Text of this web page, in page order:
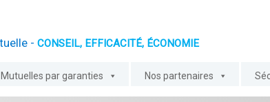
- CONSEIL, EFFICACITÉ, ÉCONOMIE
Mutuelles par garanties Nos partenaires